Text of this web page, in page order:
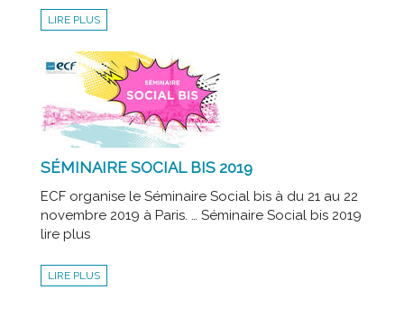
LIRE PLUS
SÉMINAIRE SOCIAL BIS 2019
ECF organise le Séminaire Social bis à du 21 au 22
novembre 2019 à Paris. … Séminaire Social bis 2019
lire plus
LIRE PLUS